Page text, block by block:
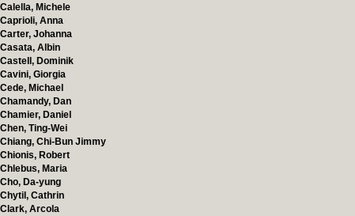
Calella, Michele
Caprioli, Anna
Carter, Johanna
Casata, Albin
Castell, Dominik
Cavini, Giorgia
Cede, Michael
Chamandy, Dan
Chamier, Daniel
Chen, Ting-Wei
Chiang, Chi-Bun Jimmy
Chionis, Robert
Chlebus, Maria
Cho, Da-yung
Chytil, Cathrin
Clark, Arcola